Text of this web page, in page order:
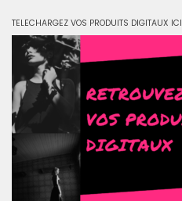
TELECHARGEZ VOS PRODUITS DIGITAUX ICI